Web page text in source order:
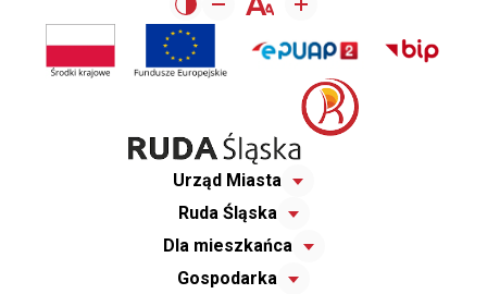
Urząd Miasta
Ruda Śląska
Dla mieszkańca
Gospodarka